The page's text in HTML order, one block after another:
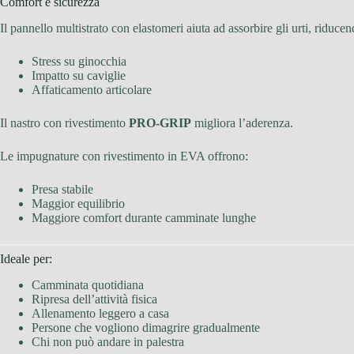
Il pannello multistrato con elastomeri aiuta ad assorbire gli urti,
Stress su ginocchia
Impatto su caviglie
Affaticamento articolare
Il nastro con rivestimento PRO-GRIP migliora l’aderenza.
Le impugnature con rivestimento in EVA offrono:
Presa stabile
Maggior equilibrio
Maggiore comfort durante camminate lunghe
Ideale per:
Camminata quotidiana
Ripresa dell’attività fisica
Allenamento leggero a casa
Persone che vogliono dimagrire gradualmente
Chi non può andare in palestra